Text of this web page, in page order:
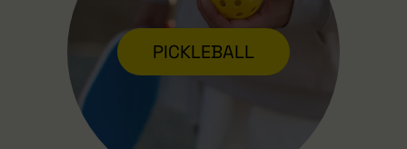
PICKLEBALL